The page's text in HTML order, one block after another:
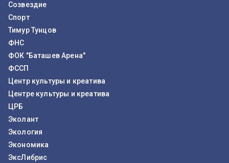
Созвездие
Спорт
Тимур Тунцов
ФНС
ФОК "Баташев Арена"
ФССП
Центр культуры и креатива
Центре культуры и креатива
ЦРБ
Эколант
Экология
Экономика
ЭксЛибрис